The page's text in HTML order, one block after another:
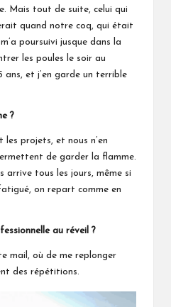
. Mais tout de suite, celui qui
quand notre coq, qui était
poursuivi jusque dans la
les poules le soir au
ans, et j’en garde un terrible
?
les projets, et nous n’en
de garder la flamme.
arrive tous les jours, même si
on repart comme en
au réveil ?
mail, où de me replonger
des répétitions.